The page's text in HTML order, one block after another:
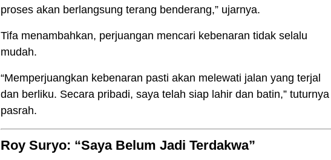
proses akan berlangsung terang benderang,” ujarnya.
Tifa menambahkan, perjuangan mencari kebenaran tidak selalu
mudah.
“Memperjuangkan kebenaran pasti akan melewati jalan yang terjal
dan berliku. Secara pribadi, saya telah siap lahir dan batin,” tuturnya
pasrah.
Roy Suryo: “Saya Belum Jadi Terdakwa”